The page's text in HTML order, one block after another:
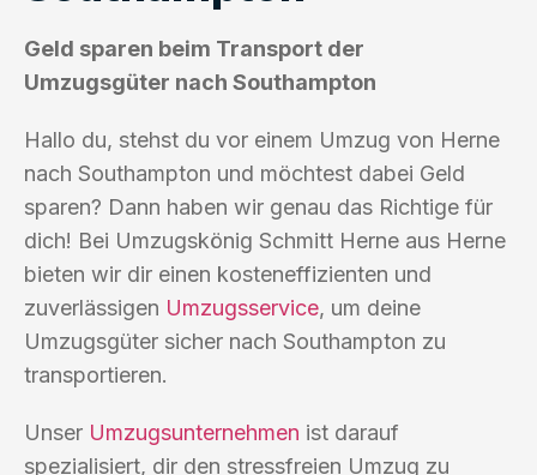
Geld sparen beim Transport der
Umzugsgüter nach Southampton
Hallo du, stehst du vor einem Umzug von Herne
nach Southampton und möchtest dabei Geld
sparen? Dann haben wir genau das Richtige für
dich! Bei Umzugskönig Schmitt Herne aus Herne
bieten wir dir einen kosteneffizienten und
zuverlässigen Umzugsservice, um deine
Umzugsgüter sicher nach Southampton zu
transportieren.
Unser Umzugsunternehmen ist darauf
spezialisiert, dir den stressfreien Umzug zu